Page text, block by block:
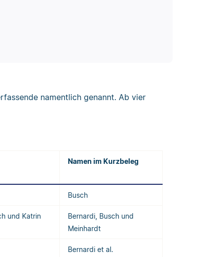
namentlich genannt. Ab vier
Namen im Kurzbeleg
Busch
und Katrin
Bernardi, Busch und
Meinhardt
Bernardi et al.